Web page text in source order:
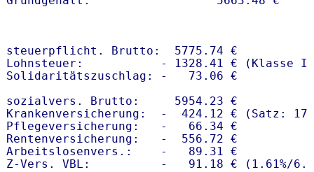
steuerpflicht. Brutto:  5775.74 €
Lohnsteuer:           - 1328.41 € (Klasse I)
Solidaritätszuschlag: -   73.06 €
sozialvers. Brutto:     5954.23 €
Krankenversicherung:  -  424.12 € (Satz:
Pflegeversicherung:   -   66.34 €
Rentenversicherung:   -  556.72 €
Arbeitslosenvers.:    -   89.31 €
Z-Vers. VBL:          -   91.18 € ( 1.61%/